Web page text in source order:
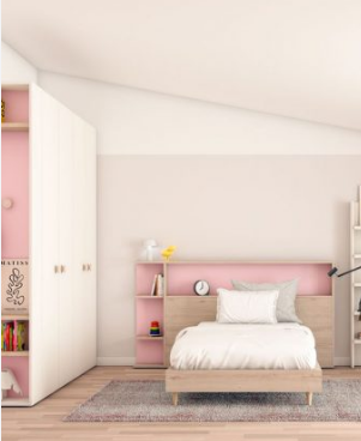
Dormitorio Juvenil